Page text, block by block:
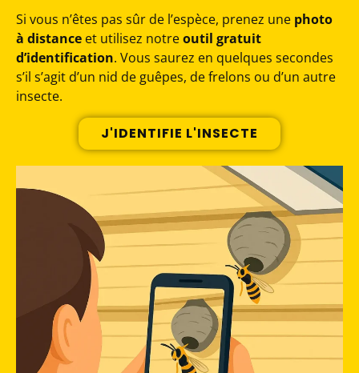
Si vous n’êtes pas sûr de l’espèce, prenez une photo
à distance et utilisez notreoutil gratuit
d’identification. Vous saurez en quelques secondes
s’il s’agit d’un nid de guêpes, de frelons ou d’un autre
insecte.
J'IDENTIFIE L'INSECTE